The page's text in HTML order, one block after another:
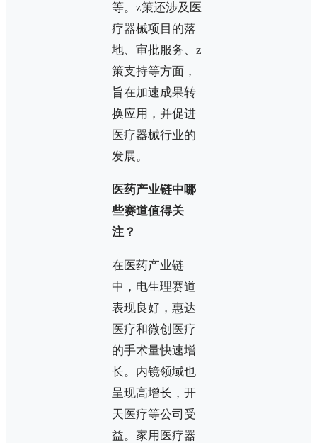
等。z策还涉及医
疗器械项目的落
地、审批服务、z
策支持等方面，
旨在加速成果转
换应用，并促进
医疗器械行业的
发展。
医药产业链中哪
些赛道值得关
注？
在医药产业链
中，电生理赛道
表现良好，惠达
医疗和微创医疗
的手术量快速增
长。内镜领域也
呈现高增长，开
天医疗等公司受
益。家用医疗器